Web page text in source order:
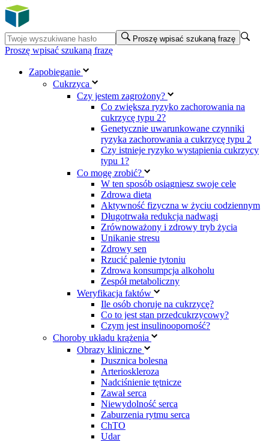
Proszę wpisać szukaną frazę
Proszę wpisać szukaną frazę
Zapobieganie
Cukrzyca
Czy jestem zagrożony?
Co zwiększa ryzyko zachorowania na
cukrzycę typu 2?
Genetycznie uwarunkowane czynniki
ryzyka zachorowania a cukrzycę typu 2
Czy istnieje ryzyko wystąpienia cukrzycy
typu 1?
Co mogę zrobić?
W ten sposób osiągniesz swoje cele
Zdrowa dieta
Aktywność fizyczna w życiu codziennym
Długotrwała redukcja nadwagi
Zrównoważony i zdrowy tryb życia
Unikanie stresu
Zdrowy sen
Rzucić palenie tytoniu
Zdrowa konsumpcja alkoholu
Zespół metaboliczny
Weryfikacja faktów
Ile osób choruje na cukrzycę?
Co to jest stan przedcukrzycowy?
Czym jest insulinooporność?
Choroby układu krążenia
Obrazy kliniczne
Dusznica bolesna
Arterioskleroza
Nadciśnienie tętnicze
Zawał serca
Niewydolność serca
Zaburzenia rytmu serca
ChTO
Udar